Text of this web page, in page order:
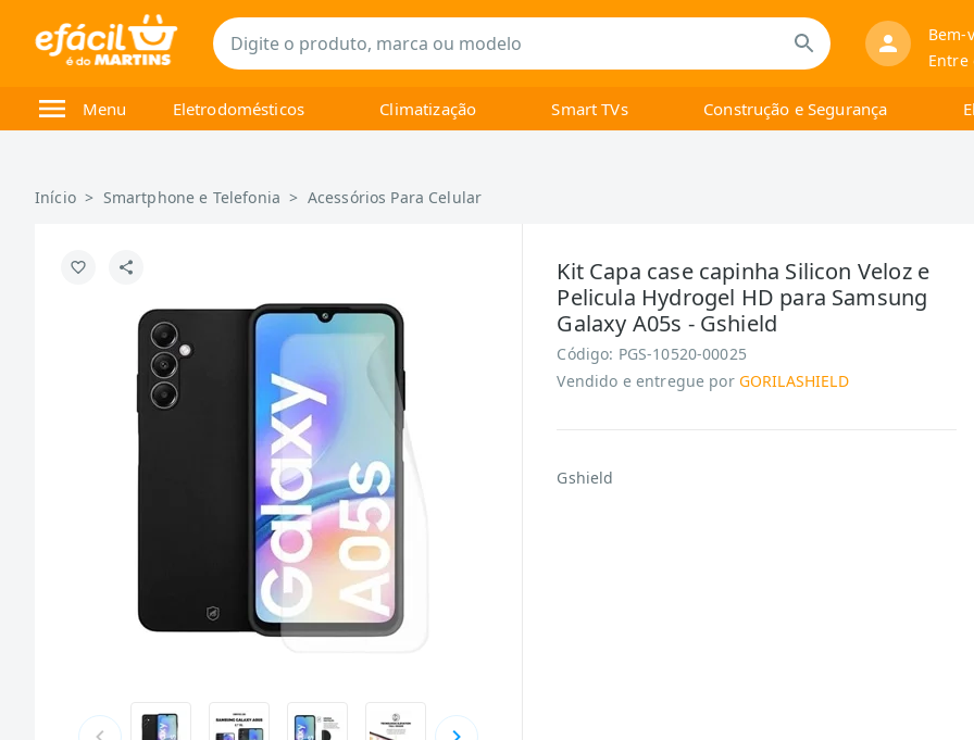
Bem-
Entre
Menu Eletrodomésticos Climatização Smart TVs Construção e Segurança
Início > Smartphone e Telefonia > Acessórios Para Celular
Kit Capa case capinha Silicon Veloz e
Pelicula Hydrogel HD para Samsung
Galaxy A05s - Gshield
Código: PGS-10520-00025
Vendido e entregue por GORILASHIELD
Gshield